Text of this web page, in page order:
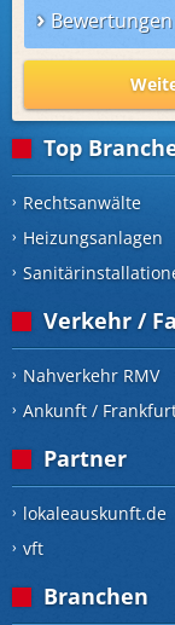
Bewertungen
Top
Rechtsanwälte
Heizungsanlagen
Verkehr /
Nahverkehr RMV
Ankunft /
Partner
lokaleauskunft.de
vft
Branchen